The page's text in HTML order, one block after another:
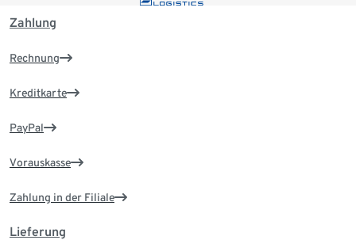
Zahlung
Rechnung
Kreditkarte
PayPal
Vorauskasse
Zahlung in der Filiale
Lieferung